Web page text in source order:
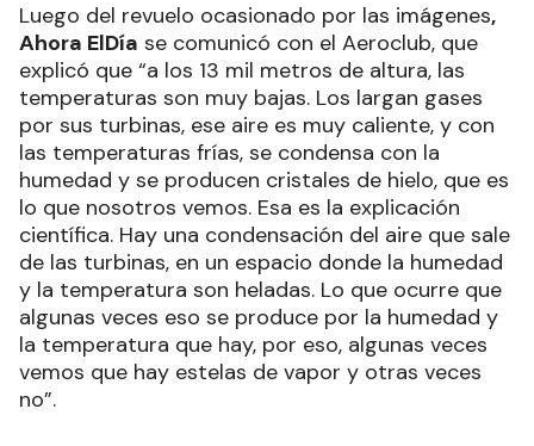
Luego del revuelo ocasionado por las imágenes,
Ahora ElDía se comunicó con el Aeroclub, que
explicó que “a los 13 mil metros de altura, las
temperaturas son muy bajas. Los largan gases
por sus turbinas, ese aire es muy caliente, y con
las temperaturas frías, se condensa con la
humedad y se producen cristales de hielo, que es
lo que nosotros vemos. Esa es la explicación
científica. Hay una condensación del aire que sale
de las turbinas, en un espacio donde la humedad
y la temperatura son heladas. Lo que ocurre que
algunas veces eso se produce por la humedad y
la temperatura que hay, por eso, algunas veces
vemos que hay estelas de vapor y otras veces
no”.